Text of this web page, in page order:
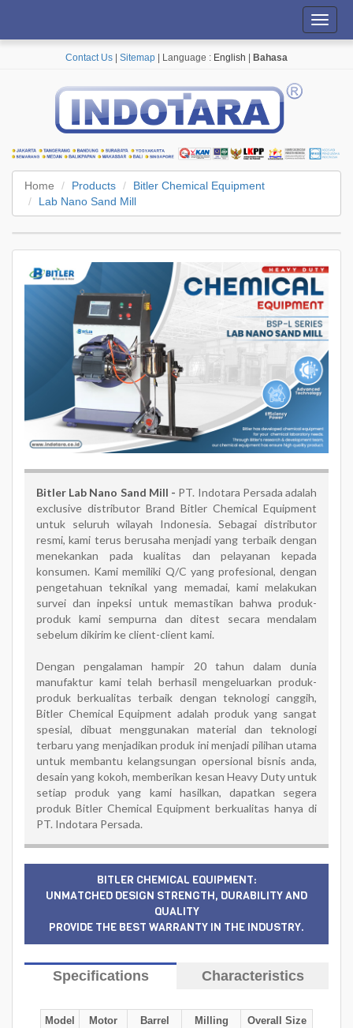
Contact Us Sitemap | Language : English Bahasa
Home Products
Bitler Chemical Equipment
Lab Nano Sand Mill
Bitler Lab Nano Sand Mill - PT. Indotara Persada adalah
exclusive distributor Brand Bitler Chemical Equipment
untuk seluruh wilayah Indonesia. Sebagai distributor
resmi, kami terus berusaha menjadi yang terbaik dengan
menekankan pada kualitas dan pelayanan kepada
konsumen. Kami memiliki Q/C yang profesional, dengan
pengetahuan teknikal yang memadai, kami melakukan
survei dan inpeksi untuk memastikan bahwa produk-
produk kami sempurna dan ditest secara mendalam
sebelum dikirim ke client-client kami.
Dengan pengalaman hampir 20 tahun dalam dunia
manufaktur kami telah berhasil mengeluarkan produk-
produk berkualitas terbaik dengan teknologi canggih,
Bitler Chemical Equipment adalah produk yang sangat
spesial, dibuat menggunakan material dan teknologi
terbaru yang menjadikan produk ini menjadi pilihan utama
untuk membantu kelangsungan opersional bisnis anda,
desain yang kokoh, memberikan kesan Heavy Duty untuk
setiap produk yang kami hasilkan, dapatkan segera
produk Bitler Chemical Equipment berkualitas hanya di
PT. Indotara Persada.
BITLER CHEMICAL EQUIPMENT:
UNMATCHED DESIGN STRENGTH, DURABILITY AND
QUALITY
PROVIDE THE BEST WARRANTY IN THE INDUSTRY.
Specifications Characteristics
Model
Motor
Barrel
Milling
Overall Size